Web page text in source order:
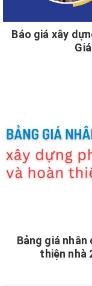
Báo giá xây
Bảng giá
thiện nhà